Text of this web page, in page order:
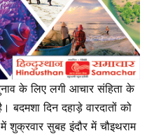
के लिए लगी आचार संहिता के
दिन दहाड़े वारदातों को
सुबह इंदौर में चौइथराम